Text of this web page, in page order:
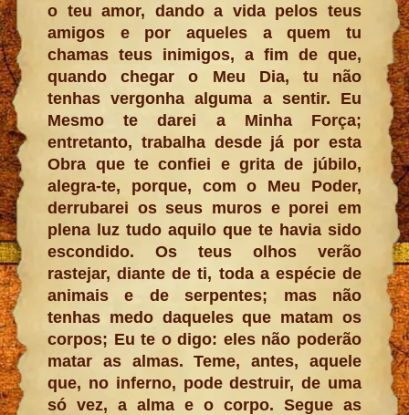
o teu amor, dando a vida pelos teus
amigos e por aqueles a quem tu
chamas teus inimigos, a fim de que,
quando chegar o Meu Dia, tu não
tenhas vergonha alguma a sentir. Eu
Mesmo te darei a Minha Força;
entretanto, trabalha desde já por esta
Obra que te confiei e grita de júbilo,
alegra-te, porque, com o Meu Poder,
derrubarei os seus muros e porei em
plena luz tudo aquilo que te havia sido
escondido. Os teus olhos verão
rastejar, diante de ti, toda a espécie de
animais e de serpentes; mas não
tenhas medo daqueles que matam os
corpos; Eu te o digo: eles não poderão
matar as almas. Teme, antes, aquele
que, no inferno, pode destruir, de uma
só vez, a alma e o corpo. Segue as